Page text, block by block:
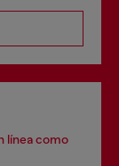
línea como